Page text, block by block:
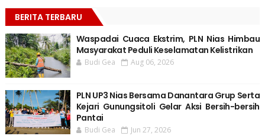
BERITA TERBARU
Waspadai Cuaca Ekstrim, PLN Nias Himbau
Masyarakat Peduli Keselamatan Kelistrikan
Budi Gea Aug 06, 2026
PLN UP3 Nias Bersama Danantara Grup Serta
Kejari Gunungsitoli Gelar Aksi Bersih-bersih
Pantai
Budi Gea Jun 27, 2026